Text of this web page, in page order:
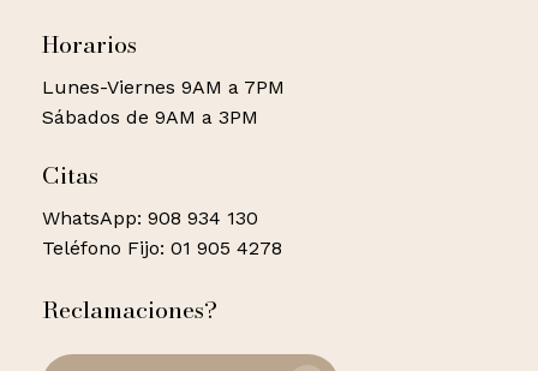
Horarios
Lunes-Viernes 9AM a 7PM
Sábados de 9AM a 3PM
Citas
WhatsApp: 908 934 130
Teléfono Fijo: 01 905 4278
Reclamaciones?